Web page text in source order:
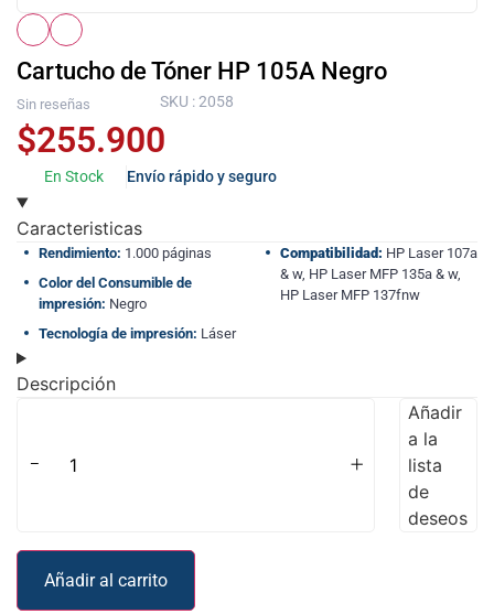
Cartucho de Tóner HP 105A Negro
Sin reseñas SKU : 2058
$255.900
En Stock Envío rápido y seguro
Caracteristicas
Rendimiento: 1.000 páginas
Color del Consumible de
impresión: Negro
Tecnología de impresión: Láser
Compatibilidad: HP Laser 107a
& w, HP Laser MFP 135a & w,
HP Laser MFP 137fnw
Descripción
- +
Añadir al carrito
Añadir
a la
lista
de
deseos